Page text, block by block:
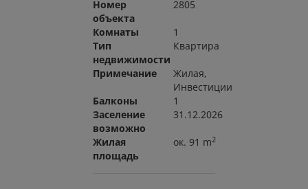
Номер
объекта
2805
Комнаты
1
Тип
недвижимости
Квартира
Примечание
Жилая
Инвестиции
Балконы
1
Заселение
возможно
31.12.2026
Жилая
площадь
ок. 91 m2